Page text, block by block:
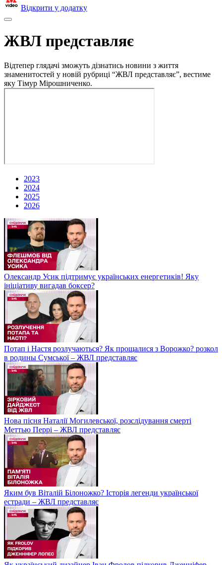
Відкрити у додатку
ЖВЛ представляє
Відтепер глядачі зможуть дізнатись новини з життя
знаменитостей у новій рубриці “ЖВЛ представляє”, вестиме
яку Тімур Мірошниченко.
2023
2024
2025
2026
Олександр Усик підтримує українських енергетиків! Яку
ініціативу вигадав боксер?
Потап і Настя розлучаються? Як прощалися з Ворожко? розкол
в родины Сумської – ЖВЛ представляє
Нова пісня Наталії Могилевської, розслідування смерті
Меттью Перрі – ЖВЛ представляє
Яким був Віталій Білоножко? Історія легенди української
естради – ЖВЛ представляє